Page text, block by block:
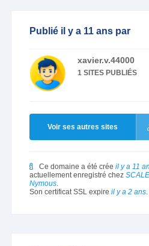
Publié il y a 11 ans par
xavier.v.44000
1 SITES PUBLIÉS
Voir ses autres sites
Ce domaine a été crée il y a 11
actuellement enregistré chez
Nymous.
Son certificat SSL expire il y a 2 ans.